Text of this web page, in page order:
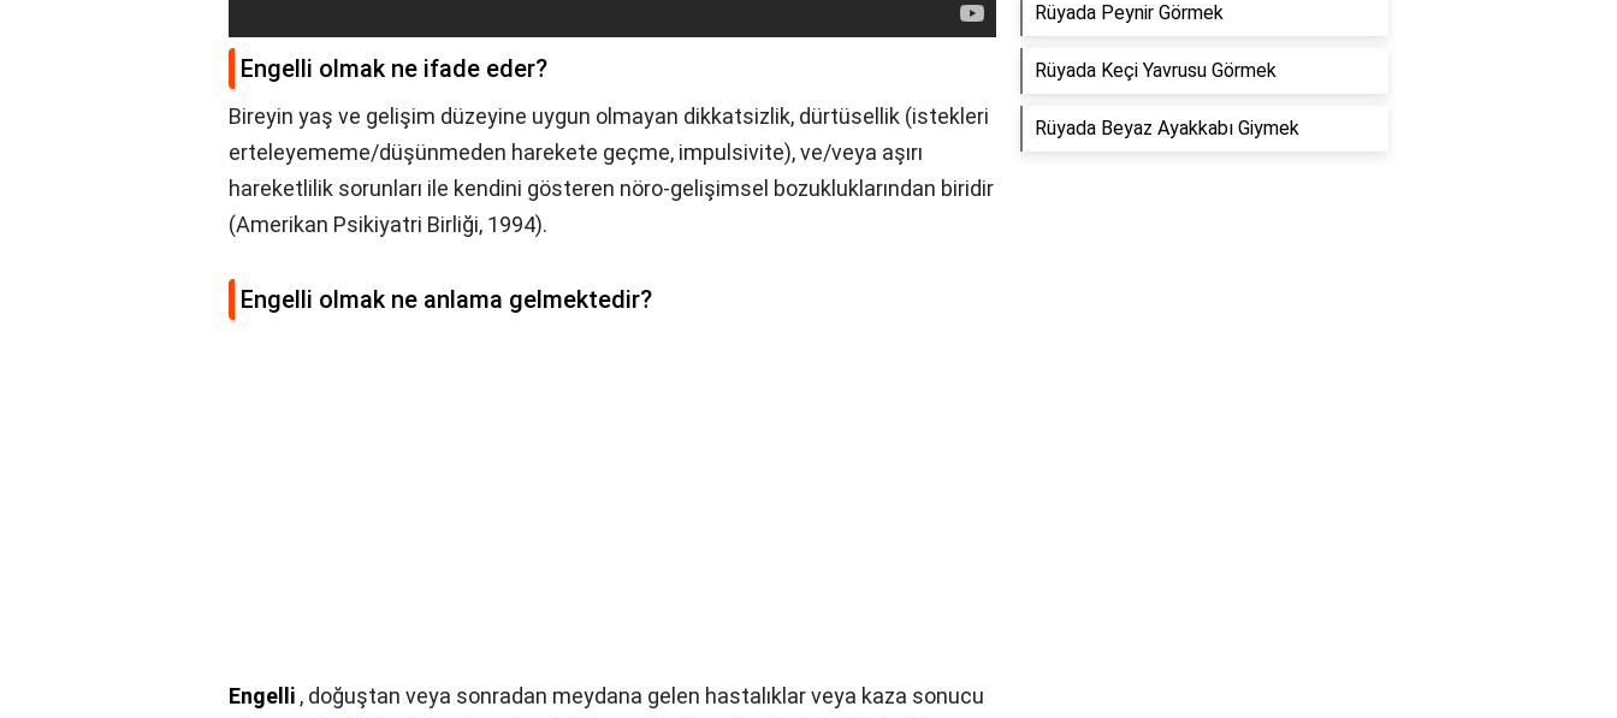
Engelli olmak ne ifade eder?
Bireyin yaş ve gelişim düzeyine uygun olmayan dikkatsizlik, dürtüsellik (istekleri
erteleyememe/düşünmeden harekete geçme, impulsivite), ve/veya aşırı
hareketlilik sorunları ile kendini gösteren nöro-gelişimsel bozukluklarından biridir
(Amerikan Psikiyatri Birliği, 1994).
Engelli olmak ne anlama gelmektedir?
Engelli , doğuştan veya sonradan meydana gelen hastalıklar veya kaza sonucu
Rüyada Peynir Görmek
Rüyada Keçi Yavrusu Görmek
Rüyada Beyaz Ayakkabı Giymek